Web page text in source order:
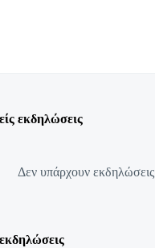
εκδηλώσεις
Δεν υπάρχουν εκδηλώσεις